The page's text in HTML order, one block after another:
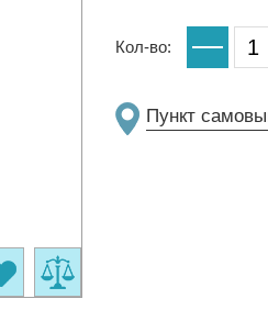
Кол-во:
Пункт